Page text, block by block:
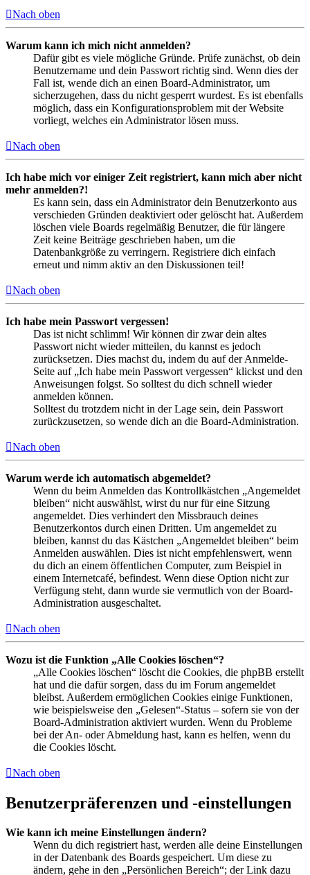
Nach oben
Warum kann ich mich nicht anmelden?
Dafür gibt es viele mögliche Gründe. Prüfe zunächst, ob dein
Benutzername und dein Passwort richtig sind. Wenn dies der
Fall ist, wende dich an einen Board-Administrator, um
sicherzugehen, dass du nicht gesperrt wurdest. Es ist ebenfalls
möglich, dass ein Konfigurationsproblem mit der Website
vorliegt, welches ein Administrator lösen muss.
Nach oben
Ich habe mich vor einiger Zeit registriert, kann mich aber nicht
mehr anmelden?!
Es kann sein, dass ein Administrator dein Benutzerkonto aus
verschieden Gründen deaktiviert oder gelöscht hat. Außerdem
löschen viele Boards regelmäßig Benutzer, die für längere
Zeit keine Beiträge geschrieben haben, um die
Datenbankgröße zu verringern. Registriere dich einfach
erneut und nimm aktiv an den Diskussionen teil!
Nach oben
Ich habe mein Passwort vergessen!
Das ist nicht schlimm! Wir können dir zwar dein altes
Passwort nicht wieder mitteilen, du kannst es jedoch
zurücksetzen. Dies machst du, indem du auf der Anmelde-
Seite auf „Ich habe mein Passwort vergessen“ klickst und den
Anweisungen folgst. So solltest du dich schnell wieder
anmelden können.
Solltest du trotzdem nicht in der Lage sein, dein Passwort
zurückzusetzen, so wende dich an die Board-Administration.
Nach oben
Warum werde ich automatisch abgemeldet?
Wenn du beim Anmelden das Kontrollkästchen „Angemeldet
bleiben“ nicht auswählst, wirst du nur für eine Sitzung
angemeldet. Dies verhindert den Missbrauch deines
Benutzerkontos durch einen Dritten. Um angemeldet zu
bleiben, kannst du das Kästchen „Angemeldet bleiben“ beim
Anmelden auswählen. Dies ist nicht empfehlenswert, wenn
du dich an einem öffentlichen Computer, zum Beispiel in
einem Internetcafé, befindest. Wenn diese Option nicht zur
Verfügung steht, dann wurde sie vermutlich von der Board-
Administration ausgeschaltet.
Nach oben
Wozu ist die Funktion „Alle Cookies löschen“?
„Alle Cookies löschen“ löscht die Cookies, die phpBB erstellt
hat und die dafür sorgen, dass du im Forum angemeldet
bleibst. Außerdem ermöglichen Cookies einige Funktionen,
wie beispielsweise den „Gelesen“-Status – sofern sie von der
Board-Administration aktiviert wurden. Wenn du Probleme
bei der An- oder Abmeldung hast, kann es helfen, wenn du
die Cookies löscht.
Nach oben
Benutzerpräferenzen und -einstellungen
Wie kann ich meine Einstellungen ändern?
Wenn du dich registriert hast, werden alle deine Einstellungen
in der Datenbank des Boards gespeichert. Um diese zu
ändern, gehe in den „Persönlichen Bereich“; der Link dazu